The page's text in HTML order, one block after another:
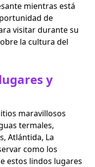
mientras está
de
visitar durante su
la cultura del
y
maravillosos
termales,
Atlántida, La
como los
estos lindos lugares